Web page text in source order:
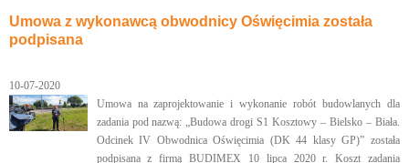
Umowa z wykonawcą obwodnicy Oświęcimia została
podpisana
10-07-2020
Umowa na zaprojektowanie i wykonanie robót budowlanych dla
zadania pod nazwą: „Budowa drogi S1 Kosztowy – Bielsko – Biała.
Odcinek IV Obwodnica Oświęcimia (DK 44 klasy GP)” została
podpisana z firmą BUDIMEX 10 lipca 2020 r. Koszt zadania